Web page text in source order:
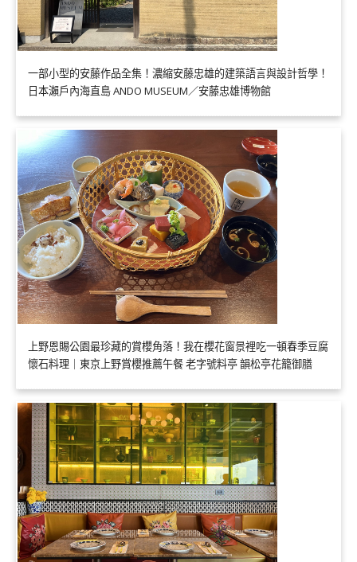
一部小型的安藤作品全集！濃縮安藤忠雄的建築語言與設計哲學！
日本瀨戶內海直島 ANDO MUSEUM／安藤忠雄博物館
上野恩賜公園最珍藏的賞櫻角落！我在櫻花窗景裡吃一頓春季豆腐
懷石料理｜東京上野賞櫻推薦午餐 老字號料亭 韻松亭花籠御膳